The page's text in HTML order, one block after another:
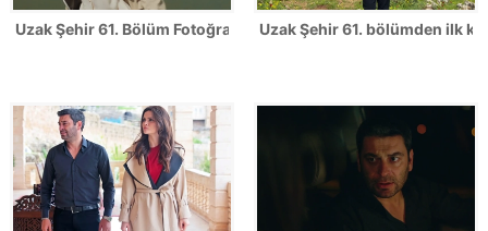
Uzak Şehir 61. Bölüm Fotoğrafları Uzak Şehir 61. bölümden ilk